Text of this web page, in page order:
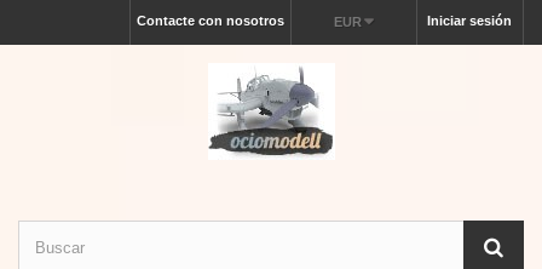
Iniciar sesión
EUR
Contacte con nosotros